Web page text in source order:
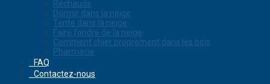
Réchauds
Dormir dans la neige
Tente dans la neige
Faire fondre de la neige
Comment chier proprement dans les bois
Pharmacie
FAQ
Contactez-nous